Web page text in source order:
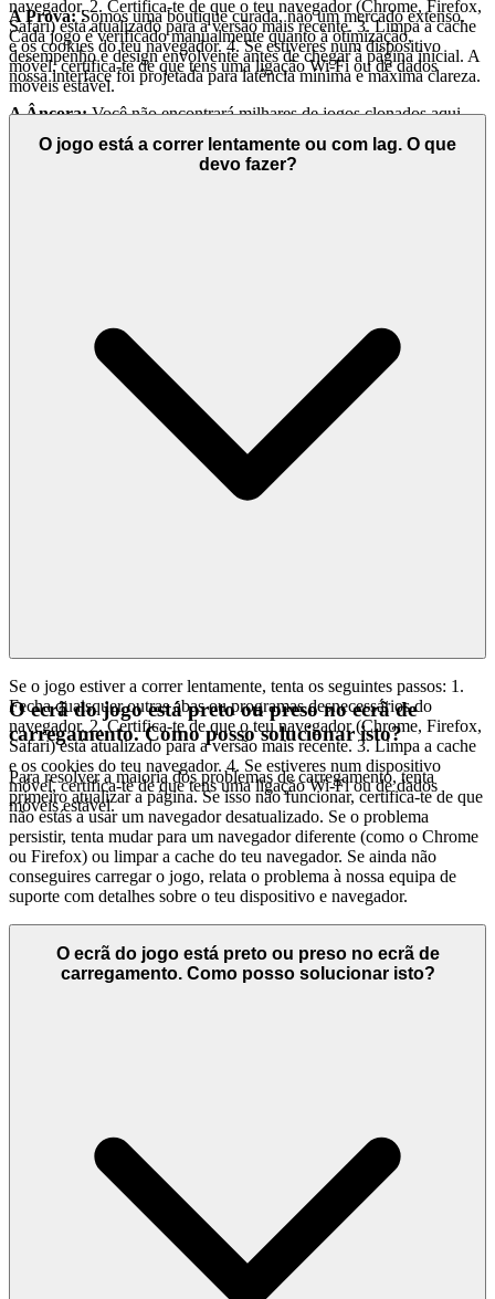
A Prova:Somos uma boutique curada, não um mercado extenso.
Cada jogo é verificado manualmente quanto à otimização,
desempenho e design envolvente antes de chegar à página inicial. A
nossa interface foi projetada para latência mínima e máxima clareza.
A Âncora:Você não encontrará milhares de jogos clonados aqui.
Apresentamos
Gym Stack
porque acreditamos que é um jogo
excepcional que vale o seu tempo. Essa é a nossa promessa
curatorial: menos ruído, mais da qualidade que você merece.
navegador. 2. Certifica-te de que o teu navegador (Chrome, Firefox,
Safari) está atualizado para a versão mais recente. 3. Limpa a cache
e os cookies do teu navegador. 4. Se estiveres num dispositivo
móvel, certifica-te de que tens uma ligação Wi-Fi ou de dados
móveis estável.
O jogo está a correr lentamente ou com lag. O que
devo fazer?
Se o jogo estiver a correr lentamente, tenta os seguintes passos: 1.
Fecha quaisquer outras abas ou programas desnecessários do
navegador. 2. Certifica-te de que o teu navegador (Chrome, Firefox,
Safari) está atualizado para a versão mais recente. 3. Limpa a cache
e os cookies do teu navegador. 4. Se estiveres num dispositivo
móvel, certifica-te de que tens uma ligação Wi-Fi ou de dados
móveis estável.
O ecrã do jogo está preto ou preso no ecrã de
carregamento. Como posso solucionar isto?
Para resolver a maioria dos problemas de carregamento, tenta
primeiro atualizar a página. Se isso não funcionar, certifica-te de que
não estás a usar um navegador desatualizado. Se o problema
persistir, tenta mudar para um navegador diferente (como o Chrome
ou Firefox) ou limpar a cache do teu navegador. Se ainda não
conseguires carregar o jogo, relata o problema à nossa equipa de
suporte com detalhes sobre o teu dispositivo e navegador.
O ecrã do jogo está preto ou preso no ecrã de
carregamento. Como posso solucionar isto?